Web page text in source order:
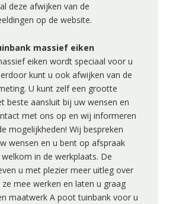
deze afwijken van de
op de website.
massief eiken
eiken wordt speciaal voor u
kunt u ook afwijken van de
U kunt zelf een grootte
beste aansluit bij uw wensen en
met ons op en wij informeren
mogelijkheden! Wij bespreken
wensen en u bent op afspraak
in de werkplaats. De
u met plezier meer uitleg over
mee werken en laten u graag
maatwerk A poot tuinbank voor u